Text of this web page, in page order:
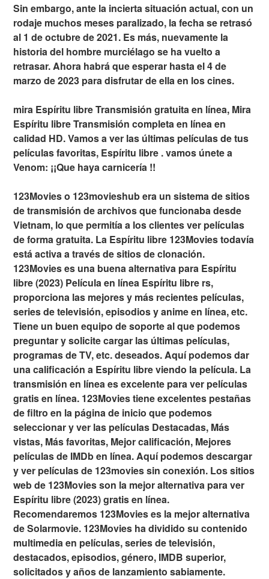
Sin embargo, ante la incierta situación actual, con un
rodaje muchos meses paralizado, la fecha se retrasó
al 1 de octubre de 2021. Es más, nuevamente la
historia del hombre murciélago se ha vuelto a
retrasar. Ahora habrá que esperar hasta el 4 de
marzo de 2023 para disfrutar de ella en los cines.
mira Espíritu libre Transmisión gratuita en línea, Mira
Espíritu libre Transmisión completa en línea en
calidad HD. Vamos a ver las últimas películas de tus
películas favoritas, Espíritu libre . vamos únete a
Venom: ¡¡Que haya carnicería !!
123Movies o 123movieshub era un sistema de sitios
de transmisión de archivos que funcionaba desde
Vietnam, lo que permitía a los clientes ver películas
de forma gratuita. La Espíritu libre 123Movies todavía
está activa a través de sitios de clonación.
123Movies es una buena alternativa para Espíritu
libre (2023) Película en línea Espíritu libre rs,
proporciona las mejores y más recientes películas,
series de televisión, episodios y anime en línea, etc.
Tiene un buen equipo de soporte al que podemos
preguntar y solicite cargar las últimas películas,
programas de TV, etc. deseados. Aquí podemos dar
una calificación a Espíritu libre viendo la película. La
transmisión en línea es excelente para ver películas
gratis en línea. 123Movies tiene excelentes pestañas
de filtro en la página de inicio que podemos
seleccionar y ver las películas Destacadas, Más
vistas, Más favoritas, Mejor calificación, Mejores
películas de IMDb en línea. Aquí podemos descargar
y ver películas de 123movies sin conexión. Los sitios
web de 123Movies son la mejor alternativa para ver
Espíritu libre (2023) gratis en línea.
Recomendaremos 123Movies es la mejor alternativa
de Solarmovie. 123Movies ha dividido su contenido
multimedia en películas, series de televisión,
destacados, episodios, género, IMDB superior,
solicitados y años de lanzamiento sabiamente.